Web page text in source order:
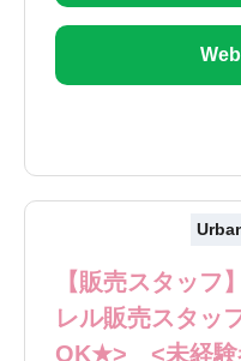
【販売スタッフ
レル販売スタ
OK★> <未経験